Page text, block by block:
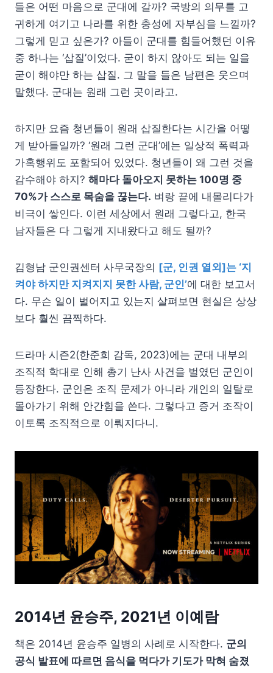
들은 어떤 마음으로 군대에 갈까? 국방의 의무를 고
귀하게 여기고 나라를 위한 충성에 자부심을 느낄까?
그렇게 믿고 싶은가? 아들이 군대를 힘들어했던 이유
중 하나는 ‘삽질’이었다. 굳이 하지 않아도 되는 일을
굳이 해야만 하는 삽질. 그 말을 들은 남편은 웃으며
말했다. 군대는 원래 그런 곳이라고.
하지만 요즘 청년들이 원래 삽질한다는 시간을 어떻
게 받아들일까? ‘원래 그런 군대’에는 일상적 폭력과
가혹행위도 포함되어 있었다. 청년들이 왜 그런 것을
감수해야 하지? 해마다 돌아오지 못하는 100명 중
70%가 스스로 목숨을 끊는다. 벼랑 끝에 내몰리다가
비극이 쌓인다. 이런 세상에서 원래 그렇다고, 한국
남자들은 다 그렇게 지내왔다고 해도 될까?
김형남 군인권센터 사무국장의 [군, 인권 열외]는 ‘지
켜야 하지만 지켜지지 못한 사람, 군인’에 대한 보고서
다. 무슨 일이 벌어지고 있는지 살펴보면 현실은 상상
보다 훨씬 끔찍하다.
드라마 시즌2(한준희 감독, 2023)에는 군대 내부의
조직적 학대로 인해 총기 난사 사건을 벌였던 군인이
등장한다. 군인은 조직 문제가 아니라 개인의 일탈로
몰아가기 위해 안간힘을 쓴다. 그렇다고 증거 조작이
이토록 조직적으로 이뤄지다니.
2014년 윤승주, 2021년 이예람
책은 2014년 윤승주 일병의 사례로 시작한다. 군의
공식 발표에 따르면 음식을 먹다가 기도가 막혀 숨졌